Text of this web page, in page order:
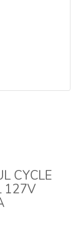
CYCLE
127V